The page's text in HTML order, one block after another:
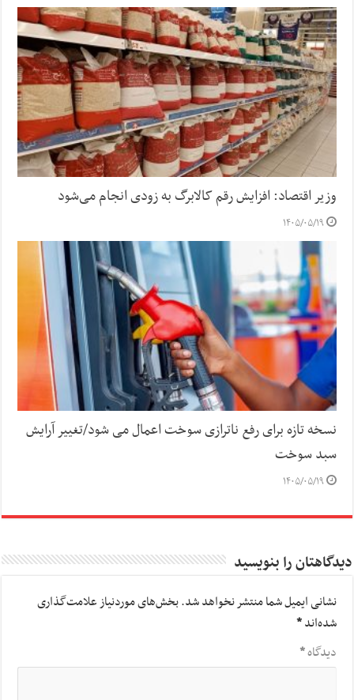
وزیر اقتصاد: افزایش رقم کالابرگ به زودی انجام می‌شود
۱۴۰۵/۰۵/۱۹
نسخه تازه برای رفع ناترازی سوخت اعمال می شود/تغییر آرایش
سبد سوخت
۱۴۰۵/۰۵/۱۹
دیدگاهتان را بنویسید
نشانی ایمیل شما منتشر نخواهد شد.بخش‌های موردنیاز علامت‌گذاری
شده‌اند*
دیدگاه*